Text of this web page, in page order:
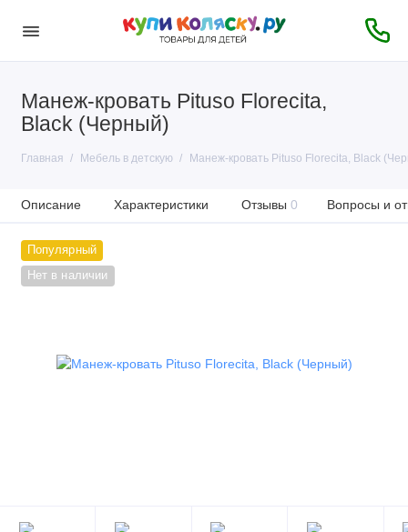
Манеж-кровать Pituso Florecita,
Black (Черный)
Главная Мебель в детскую Манеж-кровать Pituso Florecita, Black
Описание Характеристики Отзывы 0 Вопросы и
Популярный
Нет в наличии